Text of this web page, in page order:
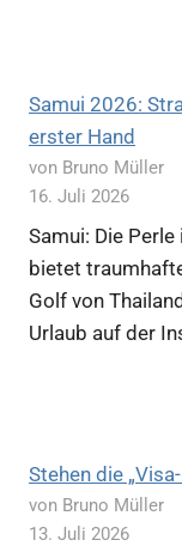
Samui 2026:
erster Hand
von Bruno Müller
16. Juli 2026
Samui: Die
bietet
Golf von
Urlaub auf der
Stehen die
von Bruno Müller
13. Juli 2026